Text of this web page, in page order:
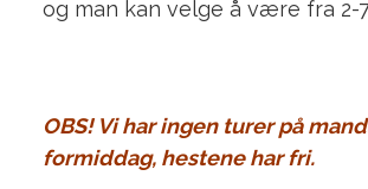
og man kan velge å være fra 2-
OBS! Vi har ingen turer på
formiddag, hestene har fri.